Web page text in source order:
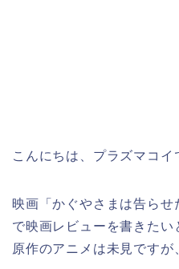
こんにちは、プラズマコイ
映画「かぐやさまは告ら
で映画レビューを書きたい
原作のアニメは未見ですが